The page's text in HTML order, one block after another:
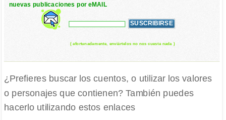
nuevas publicaciones por eMAIL
( afortunadamente, enviártelos no nos cuesta nada )
¿Prefieres buscar los cuentos, o utilizar los valores
o personajes que contienen? También puedes
hacerlo utilizando estos enlaces